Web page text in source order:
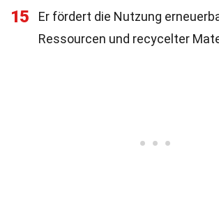
15
Er fördert die Nutzung
Ressourcen und recycelter